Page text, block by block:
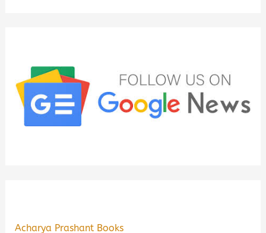
Acharya Prashant Books